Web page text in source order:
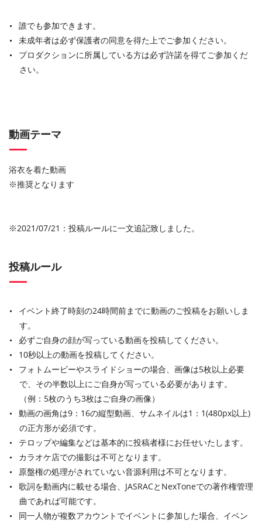
誰でも参加できます。
未成年者は必ず保護者の同意を得た上でご参加ください。
プロダクションに所属している方は必ず許諾を得てご参加くだ
さい。
動画テーマ
浴衣を着た動画
※推奨となります
※2021/07/21：投稿ルールに一文追記致しました。
投稿ルール
イベント終了時刻の24時間前までに動画のご投稿をお願いしま
す。
必ずご自身の顔が写っている動画を投稿してください。
10秒以上の動画を投稿してください。
フォトムービーやスライドショーの場合、画像は5枚以上必要
で、その半数以上にご自身が写っている必要があります。
（例：5枚のうち3枚はご自身の画像）
動画の画角は9：16の縦型動画、サムネイルは1：1(480px以上)
の正方形が必須です。
テロップや編集などは基本的に投稿者様にお任せいたします。
カラオケ店での撮影は不可となります。
原盤権の処理がされていない音源利用は不可となります。
歌詞を動画内に載せる場合、JASRACとNexToneでの著作権管理
曲であれば可能です。
同一人物が複数アカウントでイベントに参加した場合、イベン